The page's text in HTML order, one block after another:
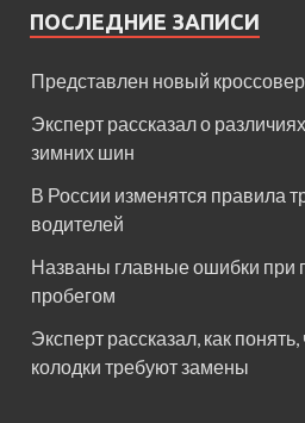
ПОСЛЕДНИЕ ЗАПИСИ
Представлен новый
Эксперт рассказал о
зимних шин
В России изменятся правила
водителей
Названы главные ошибки при
пробегом
Эксперт рассказал, как
колодки требуют замены